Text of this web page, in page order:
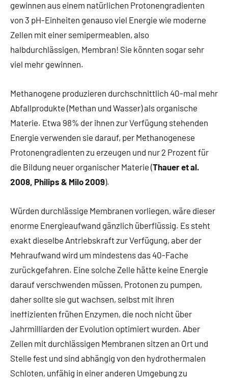
gewinnen aus einem natürlichen Protonengradienten
von 3 pH-Einheiten genauso viel Energie wie moderne
Zellen mit einer semipermeablen, also
halbdurchlässigen, Membran! Sie könnten sogar sehr
viel mehr gewinnen.
Methanogene produzieren durchschnittlich 40-mal mehr
Abfallprodukte (Methan und Wasser) als organische
Materie. Etwa 98% der ihnen zur Verfügung stehenden
Energie verwenden sie darauf, per Methanogenese
Protonengradienten zu erzeugen und nur 2 Prozent für
die Bildung neuer organischer Materie (Thauer et al.
2008, Philips & Milo 2009).
Würden durchlässige Membranen vorliegen, wäre dieser
enorme Energieaufwand gänzlich überflüssig. Es steht
exakt dieselbe Antriebskraft zur Verfügung, aber der
Mehraufwand wird um mindestens das 40-Fache
zurückgefahren. Eine solche Zelle hätte keine Energie
darauf verschwenden müssen, Protonen zu pumpen,
daher sollte sie gut wachsen, selbst mit ihren
ineffizienten frühen Enzymen, die noch nicht über
Jahrmilliarden der Evolution optimiert wurden. Aber
Zellen mit durchlässigen Membranen sitzen an Ort und
Stelle fest und sind abhängig von den hydrothermalen
Schloten, unfähig in einer anderen Umgebung zu